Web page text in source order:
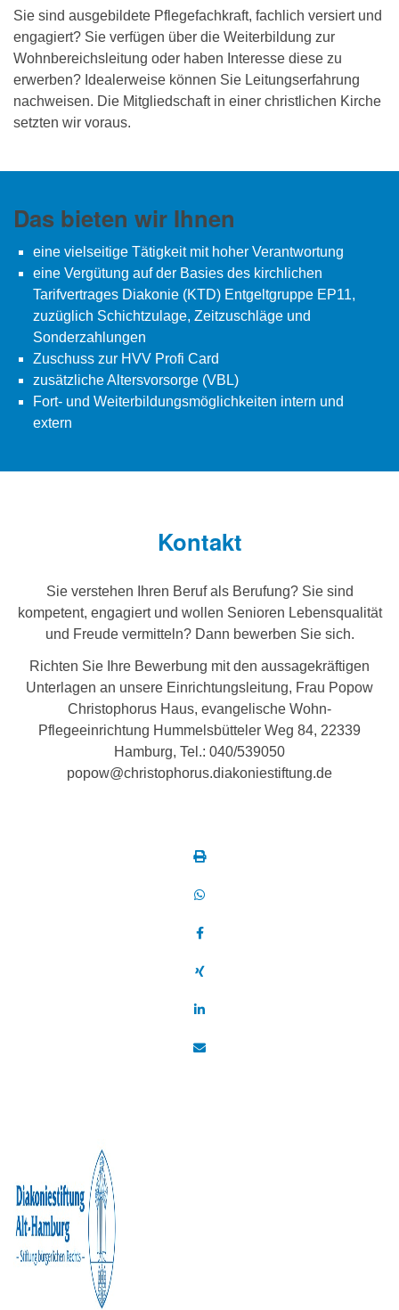
Sie sind ausgebildete Pflegefachkraft, fachlich versiert und
engagiert? Sie verfügen über die Weiterbildung zur
Wohnbereichsleitung oder haben Interesse diese zu
erwerben? Idealerweise können Sie Leitungserfahrung
nachweisen. Die Mitgliedschaft in einer christlichen Kirche
setzten wir voraus.
Das bieten wir Ihnen
eine vielseitige Tätigkeit mit hoher Verantwortung
eine Vergütung auf der Basies des kirchlichen
Tarifvertrages Diakonie (KTD) Entgeltgruppe EP11,
zuzüglich Schichtzulage, Zeitzuschläge und
Sonderzahlungen
Zuschuss zur HVV Profi Card
zusätzliche Altersvorsorge (VBL)
Fort- und Weiterbildungsmöglichkeiten intern und
extern
Kontakt
Sie verstehen Ihren Beruf als Berufung? Sie sind
kompetent, engagiert und wollen Senioren Lebensqualität
und Freude vermitteln? Dann bewerben Sie sich.
Richten Sie Ihre Bewerbung mit den aussagekräftigen
Unterlagen an unsere Einrichtungsleitung, Frau Popow
Christophorus Haus, evangelische Wohn-
Pflegeeinrichtung Hummelsbütteler Weg 84, 22339
Hamburg, Tel.: 040/539050
popow@christophorus.diakoniestiftung.de